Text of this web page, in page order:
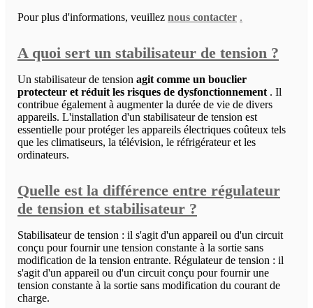
Pour plus d'informations, veuillez nous contacter .
A quoi sert un stabilisateur de tension ?
Un stabilisateur de tension agit comme un bouclier
protecteur et réduit les risques de dysfonctionnement . Il
contribue également à augmenter la durée de vie de divers
appareils. L'installation d'un stabilisateur de tension est
essentielle pour protéger les appareils électriques coûteux tels
que les climatiseurs, la télévision, le réfrigérateur et les
ordinateurs.
Quelle est la différence entre régulateur
de tension et stabilisateur ?
Stabilisateur de tension : il s'agit d'un appareil ou d'un circuit
conçu pour fournir une tension constante à la sortie sans
modification de la tension entrante. Régulateur de tension : il
s'agit d'un appareil ou d'un circuit conçu pour fournir une
tension constante à la sortie sans modification du courant de
charge.